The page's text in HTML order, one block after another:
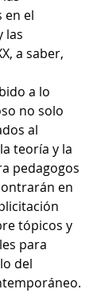
en el
las
a saber,
a lo
no solo
al
teoría y la
pedagogos
en
tópicos y
para
del